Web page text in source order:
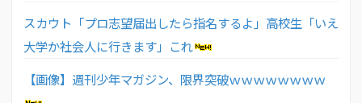
スカウト「プロ志望届出したら指名するよ」高校生「いえ
大学か社会人に行きます」これ
【画像】週刊少年マガジン、限界突破ｗｗｗｗｗｗｗｗ